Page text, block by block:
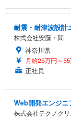
耐震・耐津波設計
株式会社安藤・間
神奈川県
月給25万円～
正社員
Web開発エンジ
株式会社テクノク